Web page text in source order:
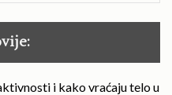
i kako vraćaju telo u